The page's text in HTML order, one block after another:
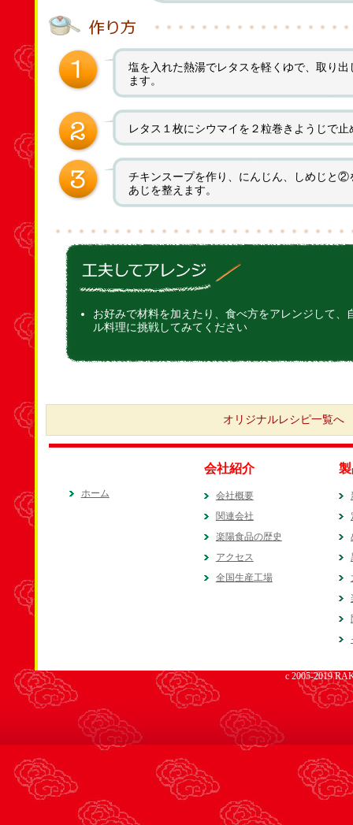
塩を入れた熱湯でレタスを軽くゆで、取り
ます。
レタス１枚にシウマイを２粒巻きようじで止
チキンスープを作り、にんじん、しめじと②
あじを整えます。
お好みで材料を加えたり、食べ方をアレンジして、
ル料理に挑戦してみてください
オリジナルレシピ一覧へ
ホーム
会社紹介
会社概要
関連会社
楽陽食品の歴史
アクセス
全国生産工場
c 2005-2019